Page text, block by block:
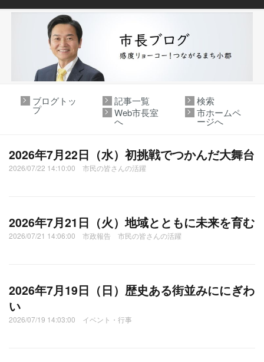
ブログトッ
プ
記事一覧
検索
Web市長室
へ
市ホームペ
ージへ
2026年7月22日（水）初挑戦でつかんだ大舞台
2026/07/22 14:10:00 市民の皆さんの活躍
2026年7月21日（火）地域とともに未来を育む
2026/07/21 14:06:00 市政報告 市民の皆さんの活躍
2026年7月19日（日）歴史ある街並みににぎわ
い
2026/07/19 14:03:00 イベント・行事